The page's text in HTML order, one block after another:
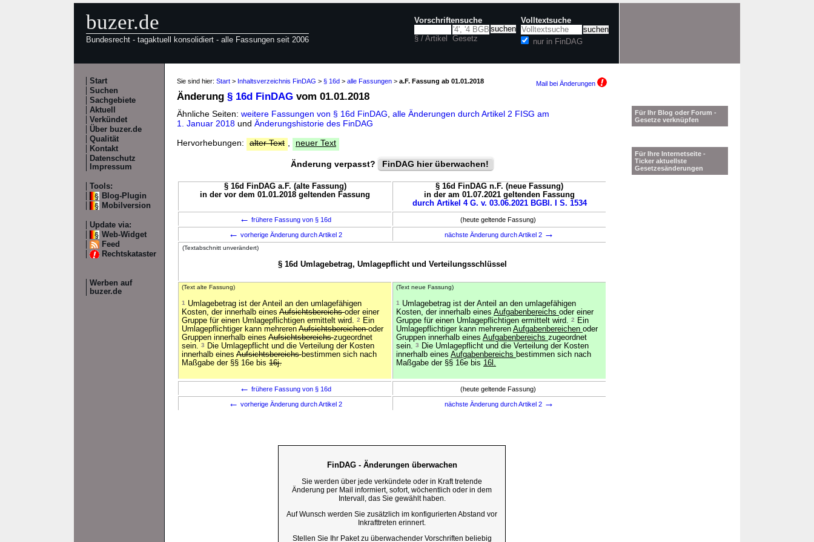
buzer.de
Bundesrecht - tagaktuell konsolidiert - alle Fassungen seit 2006
Vorschriftensuche
§ / Artikel Gesetz
Volltextsuche
nur in FinDAG
Start
Suchen
Sachgebiete
Aktuell
Verkündet
Über buzer.de
Qualität
Kontakt
Datenschutz
Impressum
Tools:
Blog-Plugin
Mobilversion
Update via:
Web-Widget
Feed
Rechtskataster
Werben auf
buzer.de
Sie sind hier: Start > Inhaltsverzeichnis FinDAG > § 16d > alle Fassungen > a.F. Fassung ab 01.01.2018 Mail bei Änderungen
Änderung § 16d FinDAG vom 01.01.2018
Ähnliche Seiten: weitere Fassungen von § 16d FinDAG alle Änderungen durch Artikel 2 FISG am
1. Januar 2018 und Änderungshistorie des FinDAG
Hervorhebungen:
alter Text neuer Text
Änderung verpasst? FinDAG hier überwachen!
§ 16d FinDAG a.F. (alte Fassung)
in der vor dem 01.01.2018 geltenden Fassung
§ 16d FinDAG n.F. (neue Fassung)
in der am 01.07.2021 geltenden Fassung
durch Artikel 4 G. v. 03.06.2021 BGBl. I S. 1534
← frühere Fassung von § 16d (heute geltende Fassung)
← vorherige Änderung durch Artikel 2 nächste Änderung durch Artikel 2 →
(Textabschnitt unverändert)
§ 16d Umlagebetrag, Umlagepflicht und Verteilungsschlüssel
(Text alte Fassung)
1
Umlagebetrag ist der Anteil an den umlagefähigen
Kosten, der innerhalb eines Aufsichtsbereichsoder einer
Gruppe für einen Umlagepflichtigen ermittelt wird. 2
Ein
Umlagepflichtiger kann mehreren Aufsichtsbereichenoder
Gruppen innerhalb eines Aufsichtsbereichszugeordnet
sein. 3
Die Umlagepflicht und die Verteilung der Kosten
innerhalb eines Aufsichtsbereichsbestimmen sich nach
Maßgabe der §§ 16e bis 16j.
(Text neue Fassung)
1
Umlagebetrag ist der Anteil an den umlagefähigen
Kosten, der innerhalb eines Aufgabenbereichs oder einer
Gruppe für einen Umlagepflichtigen ermittelt wird. 2
Ein
Umlagepflichtiger kann mehreren Aufgabenbereichen oder
Gruppen innerhalb eines Aufgabenbereichs zugeordnet
sein. 3
Die Umlagepflicht und die Verteilung der Kosten
innerhalb eines Aufgabenbereichs bestimmen sich nach
Maßgabe der §§ 16e bis 16l.
← frühere Fassung von § 16d (heute geltende Fassung)
← vorherige Änderung durch Artikel 2 nächste Änderung durch Artikel 2 →
FinDAG - Änderungen überwachen
Sie werden über jede verkündete oder in Kraft tretende
Änderung per Mail informiert, sofort, wöchentlich oder in dem
Intervall, das Sie gewählt haben.
Auf Wunsch werden Sie zusätzlich im konfigurierten Abstand vor
Inkrafttreten erinnert.
Stellen Sie Ihr Paket zu überwachender Vorschriften beliebig
Für Ihr Blog oder Forum -
Gesetze verknüpfen
Für Ihre Internetseite -
Ticker aktuellste
Gesetzesänderungen